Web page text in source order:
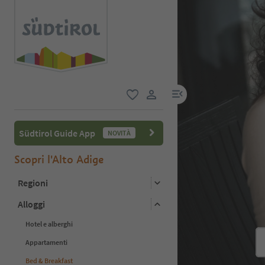
user link
menu link
Südtirol Guide App NOVITÀ
Scopri l'Alto Adige
Regioni
Alloggi
Hotel e alberghi
Appartamenti
Bed & Breakfast